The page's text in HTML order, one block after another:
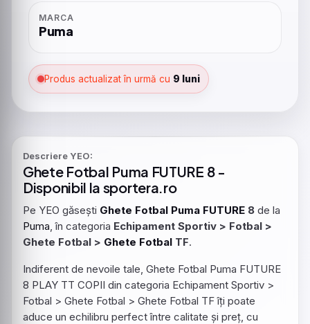
MARCA
Puma
Produs actualizat în urmă cu 9 luni
Descriere YEO:
Ghete Fotbal Puma FUTURE 8 -
Disponibil la sportera.ro
Pe YEO găsești Ghete Fotbal Puma FUTURE 8 de la
Puma, în categoria Echipament Sportiv > Fotbal >
Ghete Fotbal > Ghete Fotbal TF.
Indiferent de nevoile tale, Ghete Fotbal Puma FUTURE
8 PLAY TT COPII din categoria Echipament Sportiv >
Fotbal > Ghete Fotbal > Ghete Fotbal TF îți poate
aduce un echilibru perfect între calitate și preț, cu